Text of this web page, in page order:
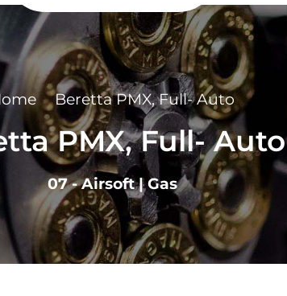
Beretta PMX, Full- Auto
PMX, Full- Auto
07 - Airsoft|Gas